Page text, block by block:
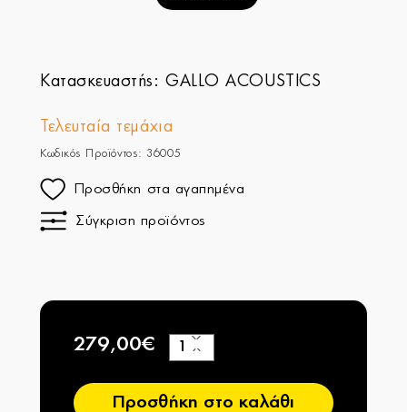
Κατασκευαστής:GALLO ACOUSTICS
Τελευταία τεμάχια
Κωδικός Προϊόντος: 36005
Προσθήκη στα αγαπημένα
Σύγκριση προϊόντος
279,00€
−
+
Προσθήκη στο καλάθι